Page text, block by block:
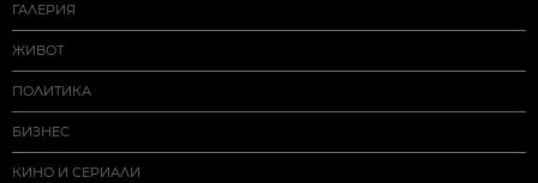
ГАЛЕРИЯ
ЖИВОТ
ПОЛИТИКА
БИЗНЕС
КИНО И СЕРИАЛИ